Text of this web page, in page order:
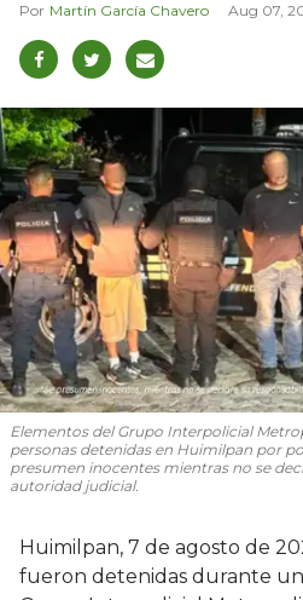
Martín García Chavero Aug 07,
Elementos del Grupo Interpolicial
personas detenidas en Huimilpan por
presumen inocentes mientras no se
autoridad judicial.
Huimilpan, 7 de agosto de
fueron detenidas durante